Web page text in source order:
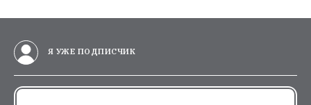
Я УЖЕ ПОДПИСЧИК